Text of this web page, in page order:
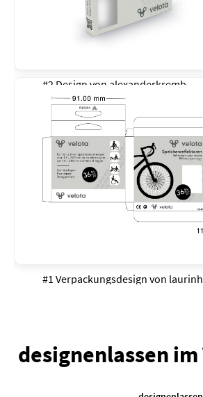
#2 Design von alexanderkremb
#1 Verpackungsdesign von
designenlassen